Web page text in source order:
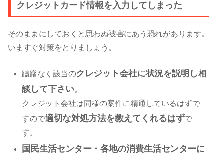
クレジットカード情報を入力してしまった
そのままにしておくと思わぬ被害にあう恐れがあります。
いますぐ対策をとりましょう。
躊躇なく該当のクレジット会社に状況を説明し相
談して下さい。
クレジット会社は同様の案件に精通しているはずで
すので適切な対処方法を教えてくれるはずで
す。
国民生活センター・各地の消費生活センターに